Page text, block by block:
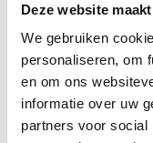
Deze website
We gebruiken
personaliseren, om
en om ons
informatie over uw
partners voor social
GLK